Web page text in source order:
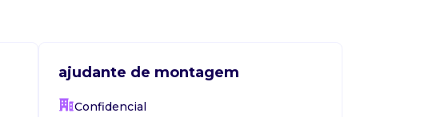
ajudante de montagem
Confidencial